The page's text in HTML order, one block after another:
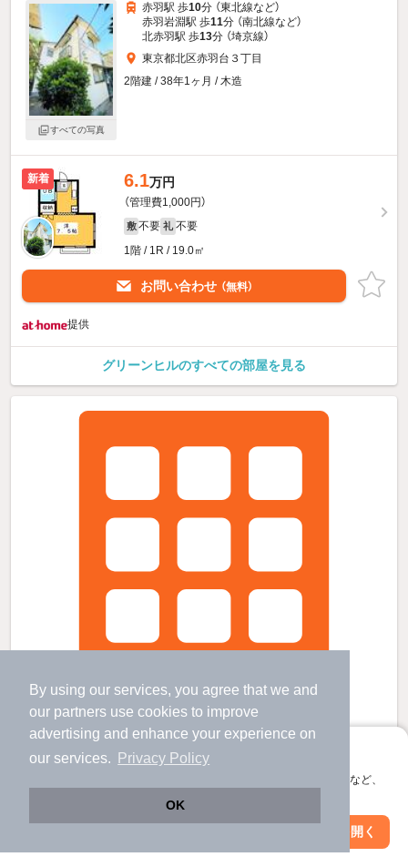
By using our services, you agree that we and
our partners use cookies to improve
advertising and enhance your experience on
our services.
Privacy Policy
OK
アプリに切り替えて、サクサクお部屋探し
会員登録なしですぐ使える。マップ検索やお気に入り保存など、
アプリを開く
すべての写真
赤羽駅 歩10分 （東北線など）
赤羽岩淵駅 歩11分 （南北線など）
北赤羽駅 歩13分 （埼京線）
東京都北区赤羽台３丁目
2階建 / 38年1ヶ月 / 木造
新着 6.1万円
（管理費1,000円）
敷 不要 礼 不要
1階 / 1R / 19.0㎡
お問い合わせ （無料）
提供
グリーンヒルのすべての部屋を見る
赤羽岩淵駅 歩
東京都北区赤羽台３
絞り込み条件を変更